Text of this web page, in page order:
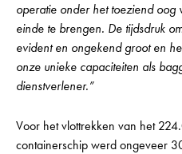
operatie onder het toeziend
einde te brengen. De tijdsdruk
evident en ongekend groot en
onze unieke capaciteiten als
dienstverlener.”
Voor het vlottrekken van het
containerschip werd ongeveer